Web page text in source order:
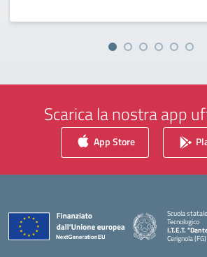
Scarica la nostra app
App Store
Scuola
Tecnologico
I.T.E.T.
Cerignola (FG)
— Visita la